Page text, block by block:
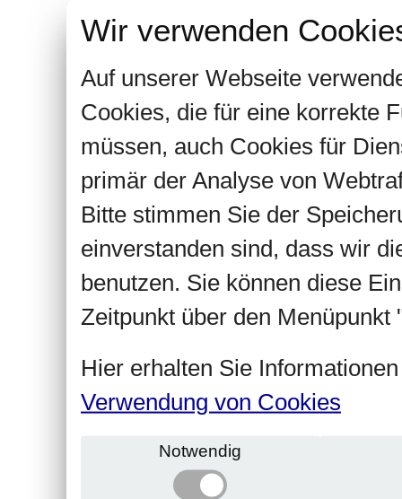
Wir verwenden
Auf unserer Webseite
Cookies, die für eine korrekte
müssen, auch Cookies für
primär der Analyse von
Bitte stimmen Sie der
einverstanden sind, dass wir
benutzen. Sie können diese
Zeitpunkt über den Menüpunkt
Hier erhalten Sie
Verwendung von Cookies
Notwendig